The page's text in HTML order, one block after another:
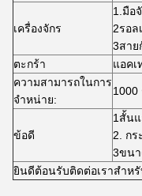
เครื่องจักร
1.มือ
2รอล
3สา
ตะกร้า
แอคเ
ความสามารถในการ
จําหน่าย:
ข้อดี
1สั้น
2. กร
3ขน
ยินดีต้อนรับติดต่อเราสําหรั